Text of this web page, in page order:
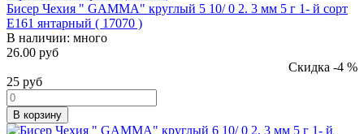
Бисер Чехия " GAMMA" круглый 5 10/ 0 2. 3 мм 5 г 1- й сорт
E161 янтарный ( 17070 )
В наличии: много
26.00 руб
Скидка -4 %
25 руб
В корзину